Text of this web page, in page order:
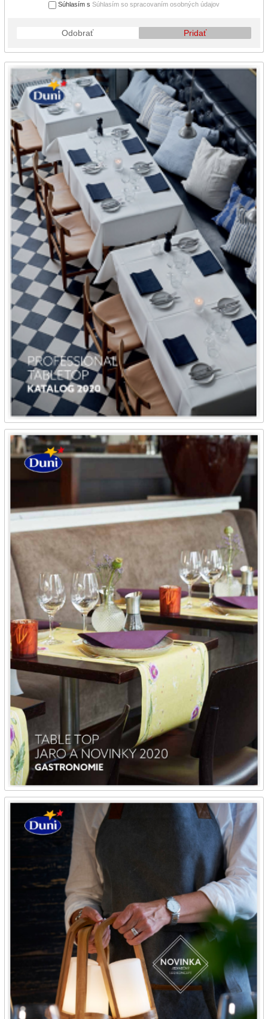
Súhlasím s Súhlasím so spracovaním osobných údajov
Odobrať Pridať